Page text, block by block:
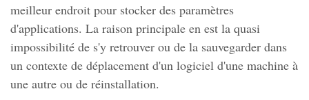
meilleur endroit pour stocker des paramètres
d'applications. La raison principale en est la quasi
impossibilité de s'y retrouver ou de la sauvegarder dans
un contexte de déplacement d'un logiciel d'une machine à
une autre ou de réinstallation.